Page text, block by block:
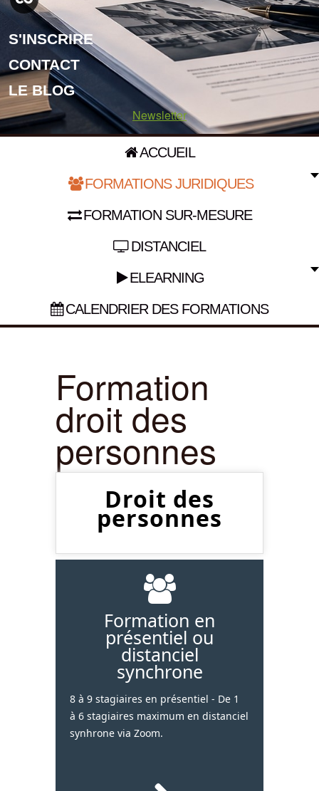
S'INSCRIRE
CONTACT
LE BLOG
Newsletter
ACCUEIL
FORMATIONS JURIDIQUES
FORMATION SUR-MESURE
DISTANCIEL
ELEARNING
CALENDRIER DES FORMATIONS
Formation
droit des
personnes
Droit des
personnes
Formation en
présentiel ou
distanciel
synchrone
8 à 9 stagiaires en présentiel - De 1
à 6 stagiaires maximum en distanciel
synhrone via Zoom.